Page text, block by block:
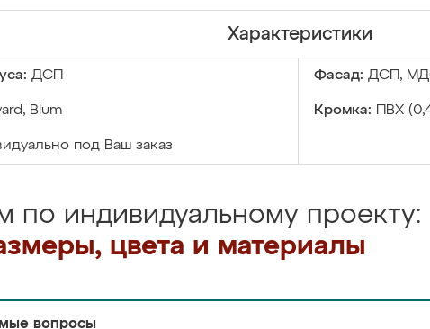
Характеристики
ДСП Фасад: ДСП,
Blum Кромка: ПВХ
под Ваш заказ
по индивидуальному проекту:
цвета и материалы
вопросы